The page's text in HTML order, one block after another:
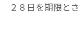
２８日を期限と